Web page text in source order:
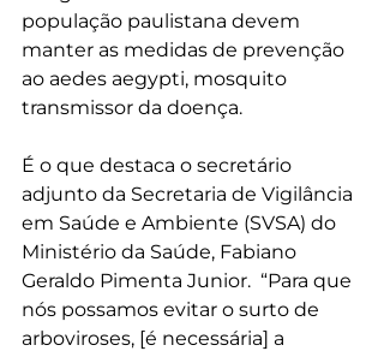
população paulistana devem
manter as medidas de prevenção
ao aedes aegypti, mosquito
transmissor da doença.
É o que destaca o secretário
adjunto da Secretaria de Vigilância
em Saúde e Ambiente (SVSA) do
Ministério da Saúde, Fabiano
Geraldo Pimenta Junior.  “Para que
nós possamos evitar o surto de
arboviroses, [é necessária] a